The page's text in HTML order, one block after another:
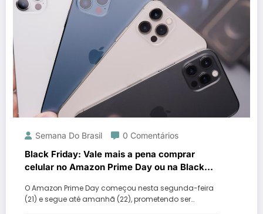
Semana Do Brasil 0 Comentários
Black Friday: Vale mais a pena comprar
celular no Amazon Prime Day ou na Black
O Amazon Prime Day começou nesta segunda-feira
(21) e segue até amanhã (22), prometendo ser…